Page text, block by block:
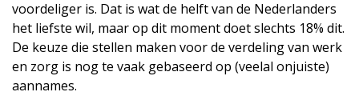
voordeliger is. Dat is wat de helft van de Nederlanders
het liefste wil, maar op dit moment doet slechts 18% dit.
De keuze die stellen maken voor de verdeling van werk
en zorg is nog te vaak gebaseerd op (veelal onjuiste)
aannames.